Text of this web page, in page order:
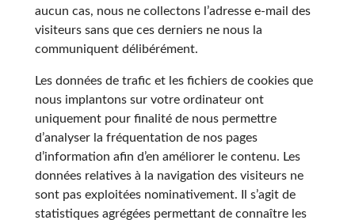
aucun cas, nous ne collectons l’adresse e-mail des
visiteurs sans que ces derniers ne nous la
communiquent délibérément.
Les données de trafic et les fichiers de cookies que
nous implantons sur votre ordinateur ont
uniquement pour finalité de nous permettre
d’analyser la fréquentation de nos pages
d’information afin d’en améliorer le contenu. Les
données relatives à la navigation des visiteurs ne
sont pas exploitées nominativement. Il s’agit de
statistiques agrégées permettant de connaître les